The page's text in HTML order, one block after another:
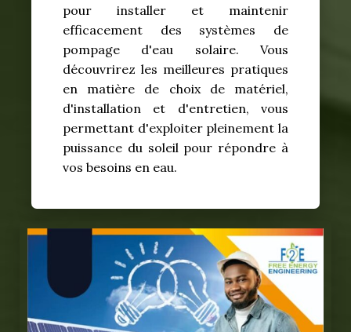
pour installer et maintenir
efficacement des systèmes de
pompage d'eau solaire. Vous
découvrirez les meilleures pratiques
en matière de choix de matériel,
d'installation et d'entretien, vous
permettant d'exploiter pleinement la
puissance du soleil pour répondre à
vos besoins en eau.